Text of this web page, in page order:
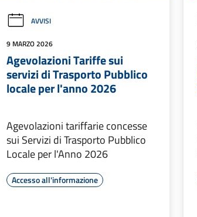
AVVISI
9 MARZO 2026
Agevolazioni Tariffe sui
servizi di Trasporto Pubblico
locale per l'anno 2026
Agevolazioni tariffarie concesse
sui Servizi di Trasporto Pubblico
Locale per l'Anno 2026
Accesso all'informazione